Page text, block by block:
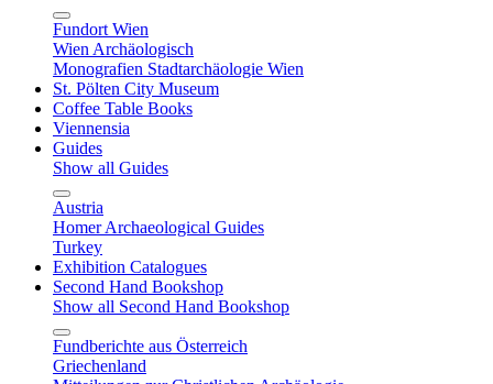
Fundort Wien
Wien Archäologisch
Monografien Stadtarchäologie Wien
St. Pölten City Museum
Coffee Table Books
Viennensia
Guides
Show all Guides
Austria
Homer Archaeological Guides
Turkey
Exhibition Catalogues
Second Hand Bookshop
Show all Second Hand Bookshop
Fundberichte aus Österreich
Griechenland